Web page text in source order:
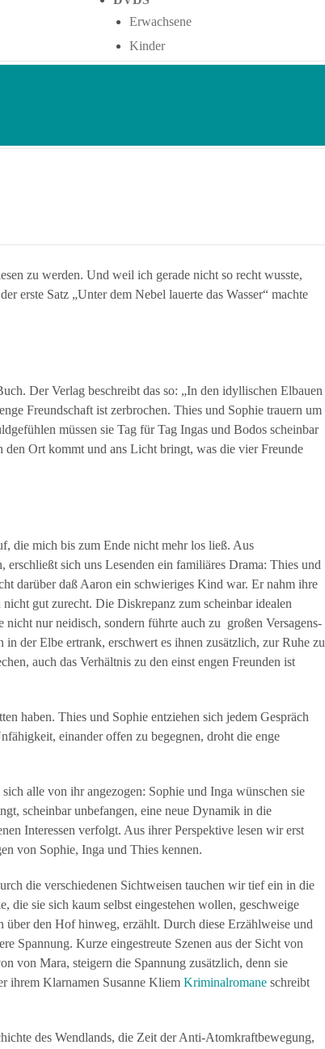
Erwachsene
Kinder
zu werden. Und weil ich gerade nicht so recht wusste,
erste Satz „Unter dem Nebel lauerte das Wasser“ machte
Der Verlag beschreibt das so: „In den idyllischen Elbauen
Freundschaft ist zerbrochen. Thies und Sophie trauern um
müssen sie Tag für Tag Ingas und Bodos scheinbar
den Ort kommt und ans Licht bringt, was die vier Freunde
die mich bis zum Ende nicht mehr los ließ. Aus
sich uns Lesenden ein familiäres Drama: Thies und
darüber daß Aaron ein schwieriges Kind war. Er nahm ihre
gut zurecht. Die Diskrepanz zum scheinbar idealen
nur neidisch, sondern führte auch zu großen Versagens-
der Elbe ertrank, erschwert es ihnen zusätzlich, zur Ruhe zu
auch das Verhältnis zu den einst engen Freunden ist
haben. Thies und Sophie entziehen sich jedem Gespräch
einander offen zu begegnen, droht die enge
alle von ihr angezogen: Sophie und Inga wünschen sie
scheinbar unbefangen, eine neue Dynamik in die
Interessen verfolgt. Aus ihrer Perspektive lesen wir erst
von Sophie, Inga und Thies kennen.
die verschiedenen Sichtweisen tauchen wir tief ein in die
sie sich kaum selbst eingestehen wollen, geschweige
über den Hof hinweg, erzählt. Durch diese Erzählweise und
Spannung. Kurze eingestreute Szenen aus der Sicht von
von Mara, steigern die Spannung zusätzlich, denn sie
ihrem Klarnamen Susanne Kliem Kriminalromane schreibt
des Wendlands, die Zeit der Anti-Atomkraftbewegung,